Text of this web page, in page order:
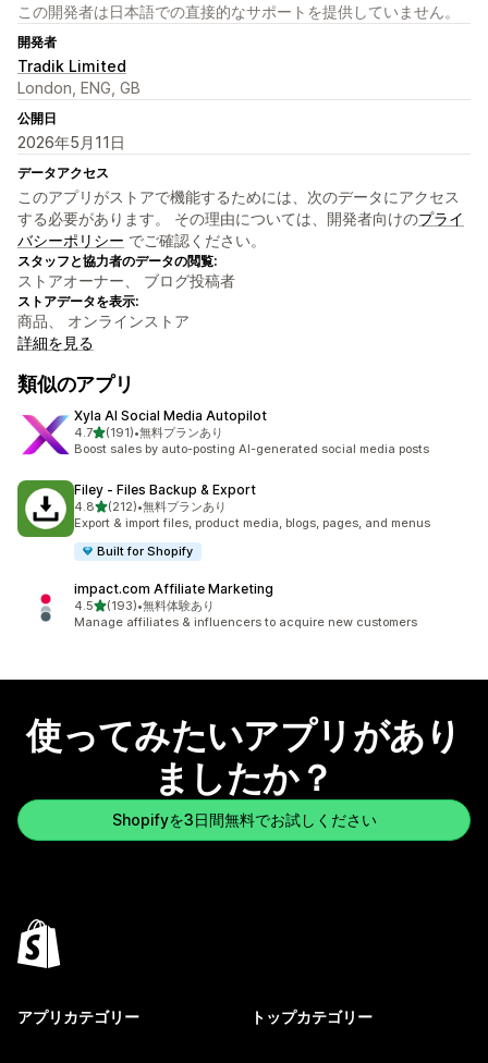
この開発者は日本語での直接的なサポートを提供していません。
開発者
Tradik Limited
London, ENG, GB
公開日
2026年5月11日
データアクセス
このアプリがストアで機能するためには、次のデータにアクセス
する必要があります。 その理由については、開発者向けのプライ
バシーポリシー でご確認ください。
スタッフと協力者のデータの閲覧:
ストアオーナー、 ブログ投稿者
ストアデータを表示:
商品、 オンラインストア
詳細を見る
類似のアプリ
Xyla AI Social Media Autopilot
4.75つ星中
(191)
合計レビュー数：191件
•無料プランあり
Boost sales by auto-posting AI-generated social media posts
Filey ‑ Files Backup & Export
4.85つ星中
(212)
合計レビュー数：212件
•無料プランあり
Export & import files, product media, blogs, pages, and menus
Built for Shopify
impact.com Affiliate Marketing
4.55つ星中
(193)
合計レビュー数：193件
•無料体験あり
Manage affiliates & influencers to acquire new customers
使ってみたいアプリがあり
ましたか？
Shopifyを3日間無料でお試しください
アプリカテゴリー トップカテゴリー